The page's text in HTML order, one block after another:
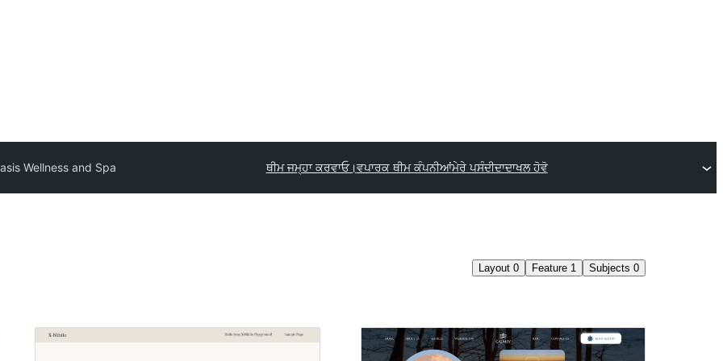
Wellness and Spa ਥੀਮ ਜਮ੍ਹਾ ਕਰਵਾਓ।ਵਪਾਰਕ ਥੀਮ ਕੰਪਨੀਆਂਮੇਰੇ ਪਸੰਦੀਦਾਦਾਖਲ ਹੋਵੋ
Layout 0 Feature 1 Subjects 0